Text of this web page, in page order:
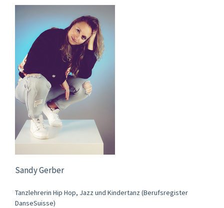
Sandy Gerber
Tanzlehrerin Hip Hop, Jazz und Kindertanz (Berufsregister
DanseSuisse)